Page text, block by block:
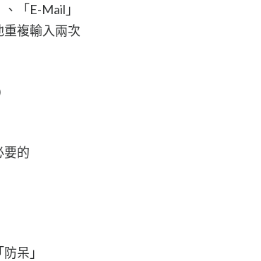
「E-Mail」
複輸入兩次
要的
呆」